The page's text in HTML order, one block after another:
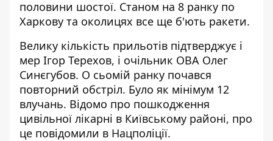
половини шостої. Станом на 8 ранку по
Харкову та околицях все ще б'ють ракети.
Велику кількість прильотів підтверджує і
мер Ігор Терехов, і очільник ОВА Олег
Синєгубов. О сьомій ранку почався
повторний обстріл. Було як мінімум 12
влучань. Відомо про пошкодження
цивільної лікарні в Київському районі, про
це повідомили в Нацполіції.